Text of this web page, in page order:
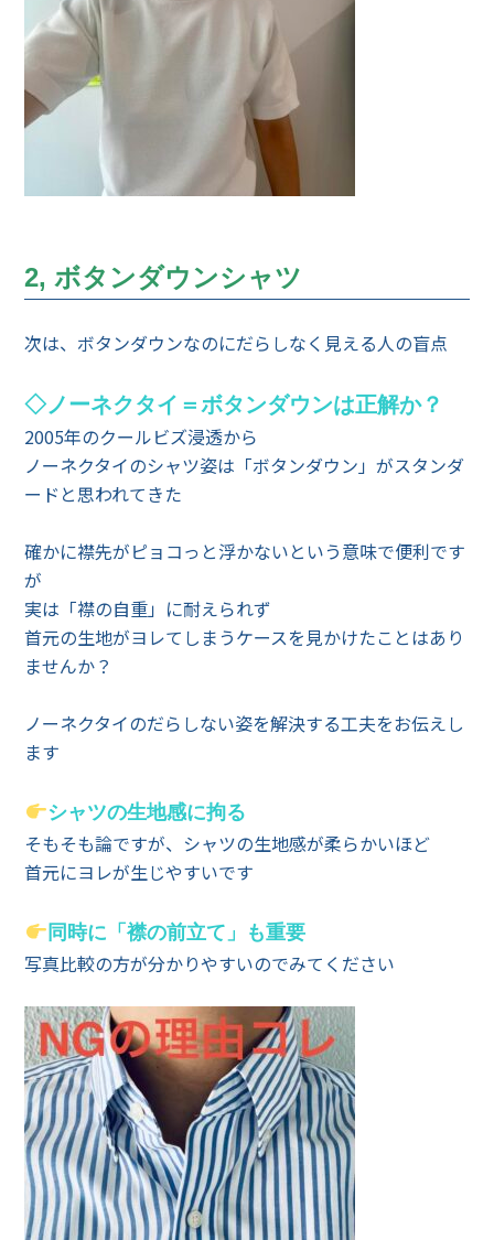
2, ボタンダウンシャツ
次は、ボタンダウンなのにだらしなく見える人の盲点
◇ノーネクタイ＝ボタンダウンは正解か？
2005年のクールビズ浸透から
ノーネクタイのシャツ姿は「ボタンダウン」がスタンダ
ードと思われてきた
確かに襟先がピョコっと浮かないという意味で便利です
が
実は「襟の自重」に耐えられず
首元の生地がヨレてしまうケースを見かけたことはあり
ませんか？
ノーネクタイのだらしない姿を解決する工夫をお伝えし
ます
シャツの生地感に拘る
そもそも論ですが、シャツの生地感が柔らかいほど
首元にヨレが生じやすいです
同時に「襟の前立て」も重要
写真比較の方が分かりやすいのでみてください